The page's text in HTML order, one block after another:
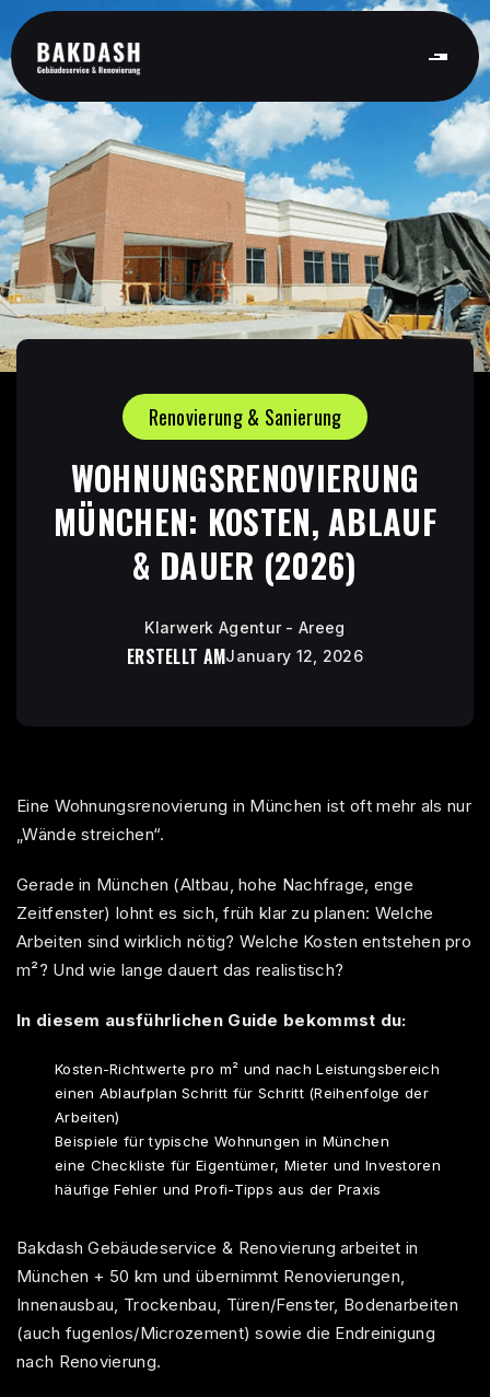
Renovierung & Sanierung
WOHNUNGSRENOVIERUNG
MÜNCHEN: KOSTEN, ABLAUF
& DAUER (2026)
Klarwerk Agentur - Areeg
ERSTELLT AMJanuary 12, 2026
Eine Wohnungsrenovierung in München ist oft mehr als nur
„Wände streichen“.
Gerade in München (Altbau, hohe Nachfrage, enge
Zeitfenster) lohnt es sich, früh klar zu planen: Welche
Arbeiten sind wirklich nötig? Welche Kosten entstehen pro
m²? Und wie lange dauert das realistisch?
In diesem ausführlichen Guide bekommst du:
Kosten-Richtwerte pro m² und nach Leistungsbereich
einen Ablaufplan Schritt für Schritt (Reihenfolge der
Arbeiten)
Beispiele für typische Wohnungen in München
eine Checkliste für Eigentümer, Mieter und Investoren
häufige Fehler und Profi-Tipps aus der Praxis
Bakdash Gebäudeservice & Renovierung arbeitet in
München + 50 km und übernimmt Renovierungen,
Innenausbau, Trockenbau, Türen/Fenster, Bodenarbeiten
(auch fugenlos/Microzement) sowie die Endreinigung
nach Renovierung.